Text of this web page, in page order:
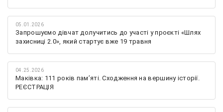
05.01.2026
Запрошуємо дівчат долучитись до участі у проєкті «Шлях
захисниці 2.0», який стартує вже 19 травня
04.25.2026
Маківка: 111 років пам’яті. Сходження на вершину історії.
РЕЄСТРАЦІЯ